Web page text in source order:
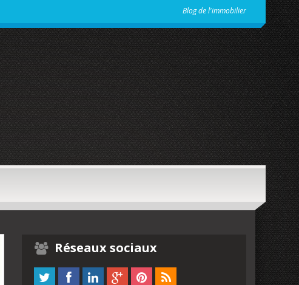
Blog de l'immobilier
Réseaux sociaux